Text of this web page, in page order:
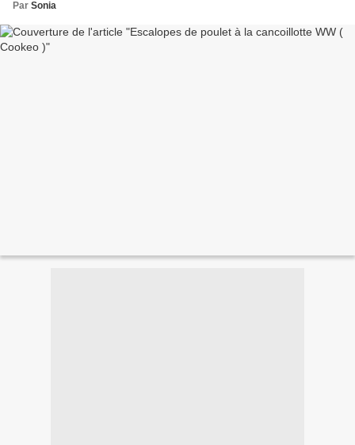
Par Sonia